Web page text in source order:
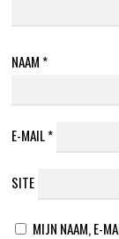
NAAM *
E-MAIL*
SITE
MIJN NAAM, E-